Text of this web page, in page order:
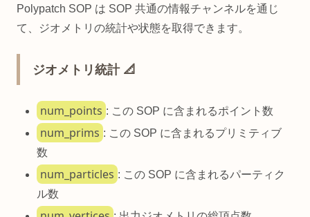
Polypatch SOP は SOP 共通の情報チャンネルを通じ
て、ジオメトリの統計や状態を取得できます。
ジオメトリ統計 📐
num_points : この SOP に含まれるポイント数
num_prims : この SOP に含まれるプリミティブ
数
num_particles : この SOP に含まれるパーティク
ル数